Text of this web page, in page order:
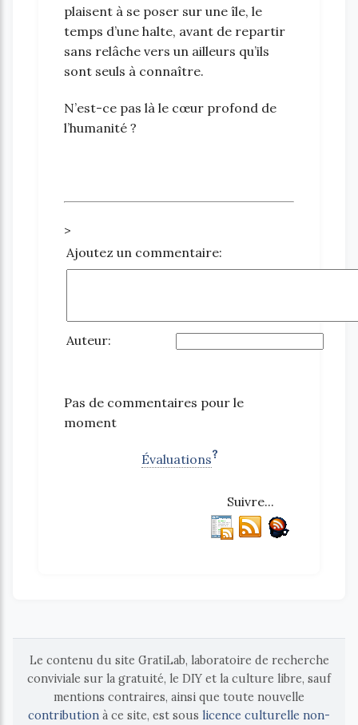
plaisent à se poser sur une île, le
temps d’une halte, avant de repartir
sans relâche vers un ailleurs qu’ils
sont seuls à connaître.
N’est-ce pas là le cœur profond de
l’humanité ?
>
Ajoutez un commentaire:
Auteur:
Pas de commentaires pour le
moment
Évaluations?
Suivre...
Le contenu du site GratiLab, laboratoire de recherche
conviviale sur la gratuité, le DIY et la culture libre, sauf
mentions contraires, ainsi que toute nouvelle
contribution à ce site, est sous licence culturelle non-